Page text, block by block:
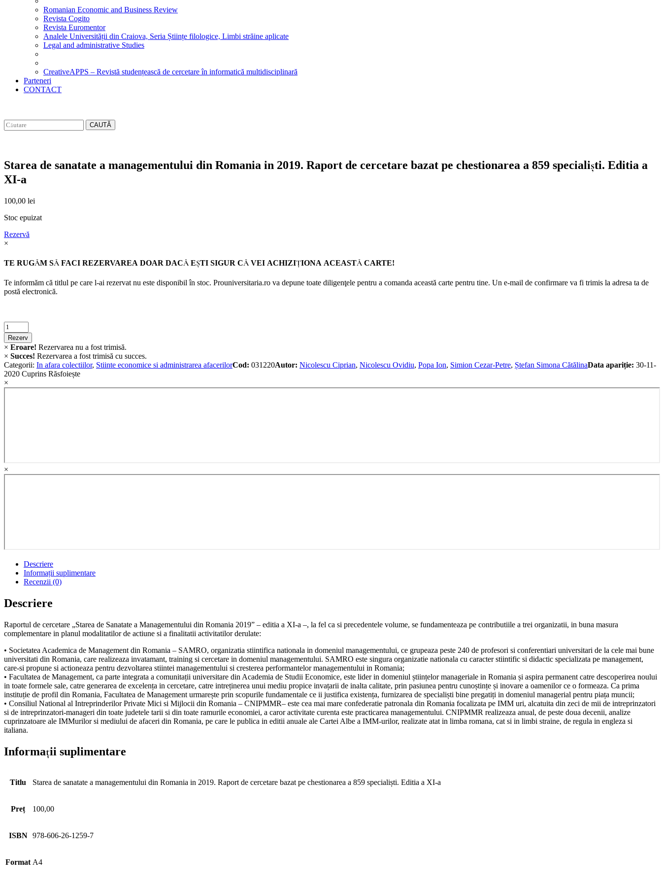
Romanian Economic and Business Review
Revista Cogito
Revista Euromentor
Analele Universității din Craiova, Seria Științe filologice, Limbi străine aplicate
Legal and administrative Studies
CreativeAPPS – Revistă studențească de cercetare în informatică multidisciplinară
Parteneri
CONTACT
CAUTĂ
Starea de sanatate a managementului din Romania in 2019. Raport de cercetare bazat pe chestionarea a 859 specialiști. Editia a
XI-a
100,00 lei
Stoc epuizat
Rezervă
×
TE RUGĂM SĂ FACI REZERVAREA DOAR DACĂ EŞTI SIGUR CĂ VEI ACHIZIŢIONA ACEASTĂ CARTE!
Te informăm că titlul pe care l-ai rezervat nu este disponibil în stoc. Prouniversitaria.ro va depune toate diligenţele pentru a comanda această carte pentru tine. Un e-mail de confirmare va fi trimis la adresa ta de
postă electronică.
Criminalistica
quantity
Rezerv
× Eroare! Rezervarea nu a fost trimisă.
× Succes! Rezervarea a fost trimisă cu succes.
Categorii: In afara colectiilor, Stiinte economice si administrarea afacerilorCod: 031220Autor: Nicolescu Ciprian, Nicolescu Ovidiu, Popa Ion, Simion Cezar-Petre, Ștefan Simona CătălinaData apariție: 30-11-
2020 Cuprins Răsfoiește
×
×
Descriere
Informații suplimentare
Recenzii (0)
Descriere
Raportul de cercetare „Starea de Sanatate a Managementului din Romania 2019” – editia a XI-a –, la fel ca si precedentele volume, se fundamenteaza pe contributiile a trei organizatii, in buna masura
complementare in planul modalitatilor de actiune si a finalitatii activitatilor derulate:
• Societatea Academica de Management din Romania – SAMRO, organizatia stiintifica nationala in domeniul managementului, ce grupeaza peste 240 de profesori si conferentiari universitari de la cele mai bune
universitati din Romania, care realizeaza invatamant, training si cercetare in domeniul managementului. SAMRO este singura organizatie nationala cu caracter stiintific si didactic specializata pe management,
care-si propune si actioneaza pentru dezvoltarea stiintei managementului si cresterea performantelor managementului in Romania;
• Facultatea de Management, ca parte integrata a comunitații universitare din Academia de Studii Economice, este lider in domeniul științelor manageriale in Romania și aspira permanent catre descoperirea noului
in toate formele sale, catre generarea de excelența in cercetare, catre intreținerea unui mediu propice invațarii de inalta calitate, prin pasiunea pentru cunoștințe și inovare a oamenilor ce o formeaza. Ca prima
instituție de profil din Romania, Facultatea de Management urmarește prin scopurile fundamentale ce ii justifica existența, furnizarea de specialiști bine pregatiți in domeniul managerial pentru piața muncii;
• Consiliul National al Intreprinderilor Private Mici si Mijlocii din Romania – CNIPMMR– este cea mai mare confederatie patronala din Romania focalizata pe IMM uri, alcatuita din zeci de mii de intreprinzatori
si de intreprinzatori-manageri din toate judetele tarii si din toate ramurile economiei, a caror activitate curenta este practicarea managementului. CNIPMMR realizeaza anual, de peste doua decenii, analize
cuprinzatoare ale IMMurilor si mediului de afaceri din Romania, pe care le publica in editii anuale ale Cartei Albe a IMM-urilor, realizate atat in limba romana, cat si in limbi straine, de regula in engleza si
italiana.
Informații suplimentare
Titlu Starea de sanatate a managementului din Romania in 2019. Raport de cercetare bazat pe chestionarea a 859 specialiști. Editia a XI-a
Preț 100,00
ISBN 978-606-26-1259-7
Format A4